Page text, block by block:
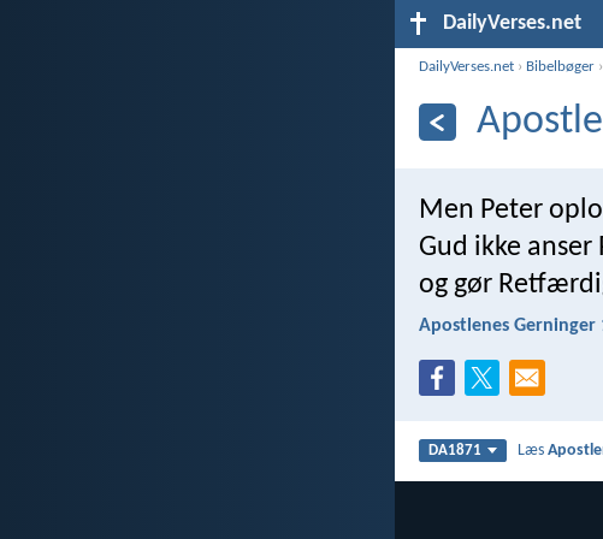
DailyVerses.net
DailyVerses.net › Bibelbøger
Men Peter
Gud ikke
og gør
Apostlenes Gerninger
DA1871 Læs